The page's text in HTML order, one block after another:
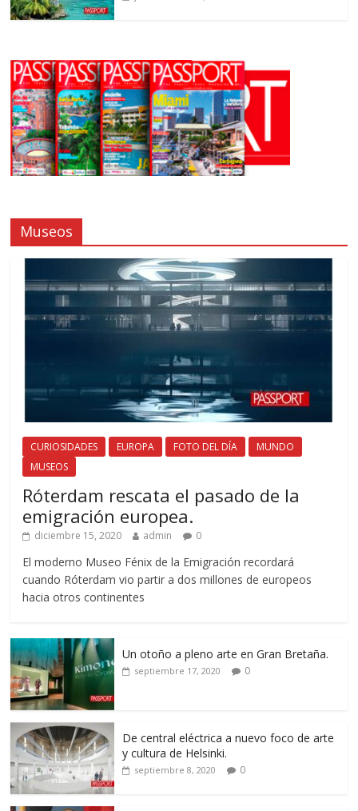
Museos
CURIOSIDADES EUROPA FOTO DEL DÍA
MUNDO
MUSEOS
Róterdam rescata el pasado de la
emigración europea.
diciembre 15, 2020 admin 0
El moderno Museo Fénix de la Emigración recordará
cuando Róterdam vio partir a dos millones de europeos
hacia otros continentes
Un otoño a pleno arte en Gran Bretaña.
septiembre 17, 2020 0
De central eléctrica a nuevo foco de arte
y cultura de Helsinki.
septiembre 8, 2020 0